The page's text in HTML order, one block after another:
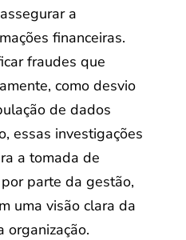
a
financeiras.
fraudes que
como desvio
de dados
essas investigações
a tomada de
parte da gestão,
uma visão clara da
organização.